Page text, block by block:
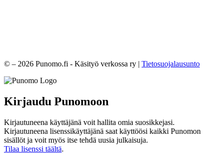
© – 2026 Punomo.fi - Käsityö verkossa ry | Tietosuojalausunto
Kirjaudu Punomoon
Kirjautuneena käyttäjänä voit hallita omia suosikkejasi.
Kirjautuneena lisenssikäyttäjänä saat käyttöösi kaikki Punomon
sisällöt ja voit myös itse tehdä uusia julkaisuja.
Tilaa lisenssi täältä.